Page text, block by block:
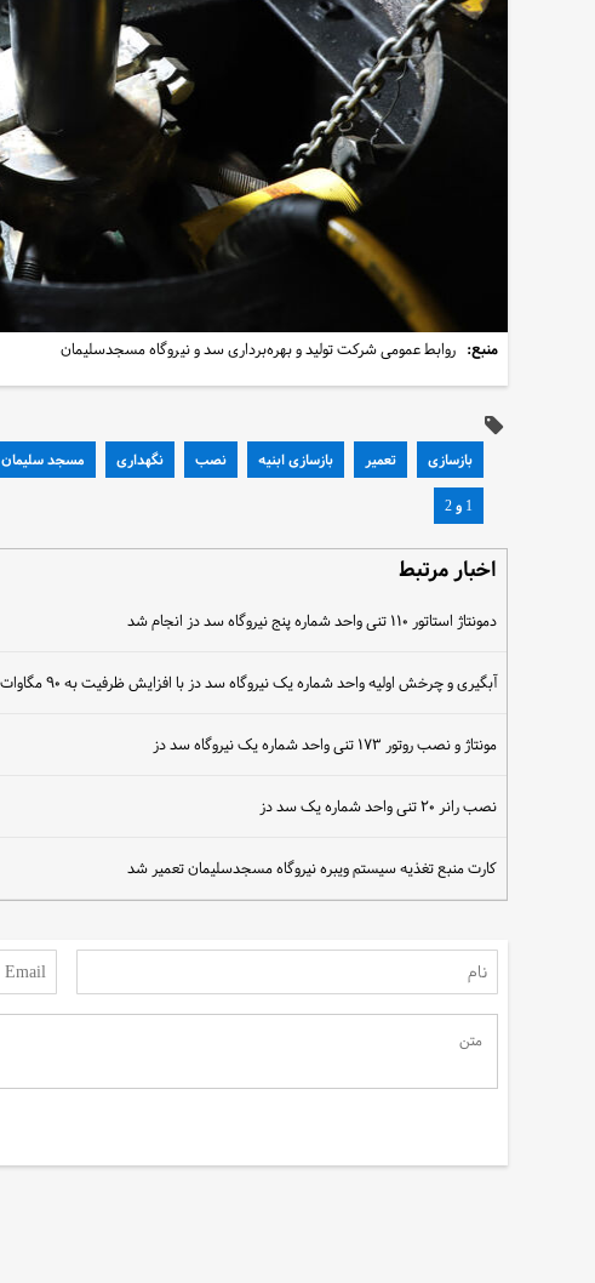
منبع: روابط عمومی شرکت تولید و بهره‌برداری سد و نیروگاه مسجدسلیمان
بازسازی تعمیر بازسازی ابنیه نصب نگهداری مسجد سلیمان
1 و 2
اخبار مرتبط
دمونتاژ استاتور ۱۱۰ تنی واحد شماره پنج نیروگاه سد دز انجام شد
آبگیری و چرخش اولیه واحد شماره یک نیروگاه سد دز با افزایش ظرفیت به ۹۰ مگاوات
مونتاژ و نصب روتور ۱۷۳ تنی واحد شماره یک نیروگاه سد دز
نصب رانر ۲۰ تنی واحد شماره یک سد دز
کارت منبع تغذیه سیستم ویبره نیروگاه مسجدسلیمان تعمیر شد